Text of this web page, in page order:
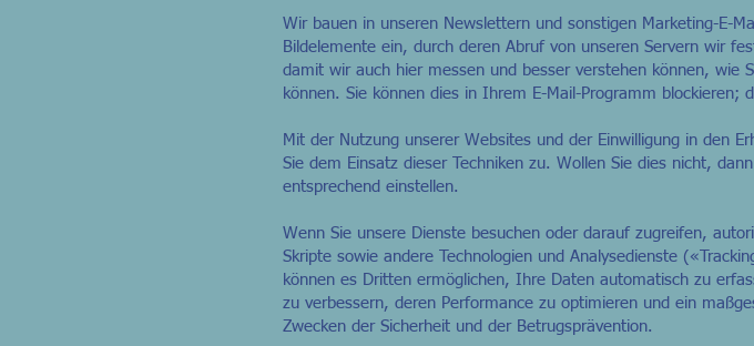
Wir bauen in unseren Newslettern und sonstigen Marketing-E-
Bildelemente ein, durch deren Abruf von unseren Servern wir
damit wir auch hier messen und besser verstehen können, wie
können. Sie können dies in Ihrem E-Mail-Programm blockieren;
Mit der Nutzung unserer Websites und der Einwilligung in den
Sie dem Einsatz dieser Techniken zu. Wollen Sie dies nicht,
entsprechend einstellen.
Wenn Sie unsere Dienste besuchen oder darauf zugreifen,
Skripte sowie andere Technologien und Analysedienste
können es Dritten ermöglichen, Ihre Daten automatisch zu
zu verbessern, deren Performance zu optimieren und ein
Zwecken der Sicherheit und der Betrugsprävention.